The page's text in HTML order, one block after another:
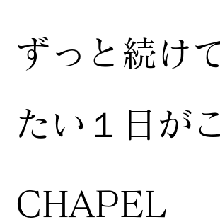
ずっと続け
たい１日が
CHAPEL